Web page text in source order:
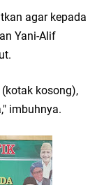
Wetan: Serap
Soliditas di
Perkuat Gizi Balita
agar kepada
Yani-Alif
kosong),
imbuhnya.